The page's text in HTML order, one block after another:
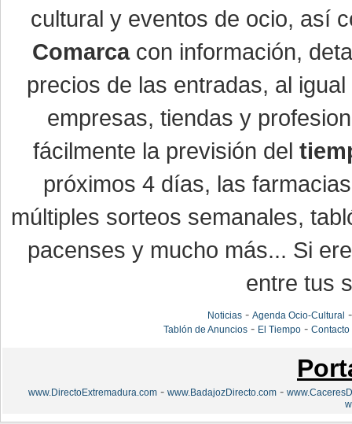
cultural y eventos de ocio, así
Comarcacon información,
precios de las entradas, al
empresas, tiendas y
fácilmente la previsión del
próximos 4 días, las
múltiples sorteos semanales,
pacenses y mucho más... Si
entre tus
Noticias- Agenda Ocio-Cultural
Tablón de Anuncios- El Tiempo- Contacto
www.DirectoExtremadura.com - www.BadajozDirecto.com -